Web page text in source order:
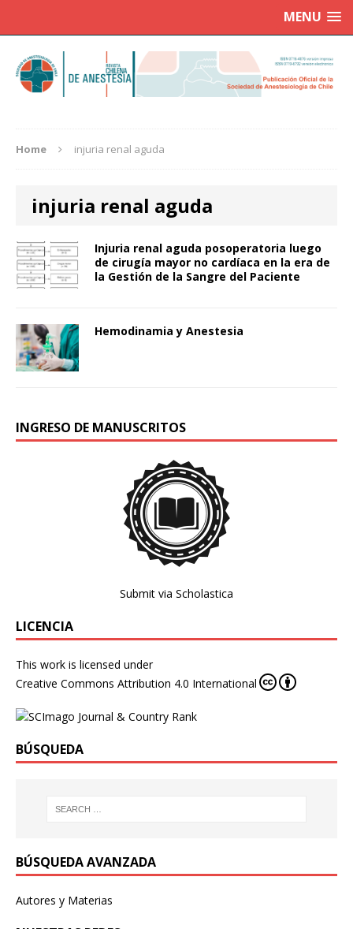
MENU
Home injuria renal aguda
injuria renal aguda
Injuria renal aguda posoperatoria luego
de cirugía mayor no cardíaca en la era de
la Gestión de la Sangre del Paciente
Hemodinamia y Anestesia
INGRESO DE MANUSCRITOS
Submit via Scholastica
LICENCIA
This work is licensed under
Creative Commons Attribution 4.0 International
BÚSQUEDA
BÚSQUEDA AVANZADA
Autores y Materias